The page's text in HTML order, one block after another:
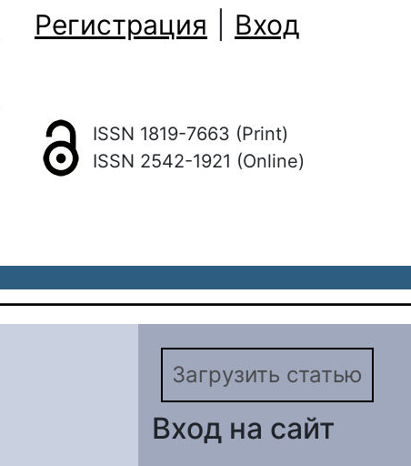
Регистрация Вход
ISSN 1819-7663 (Print)
ISSN 2542-1921 (Online)
Загрузить статью
Вход на сайт